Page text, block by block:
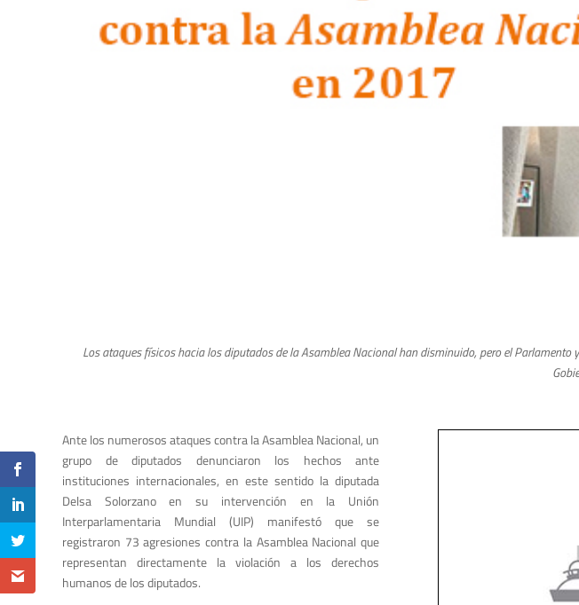
Los ataques físicos hacia los diputados de la Asamblea Nacional han disminuido, pero el
Ante los numerosos ataques contra la Asamblea Nacional, un
grupo de diputados denunciaron los hechos ante
instituciones internacionales, en este sentido la diputada
Delsa Solorzano en su intervención en la Unión
Interparlamentaria Mundial (UIP) manifestó que se
registraron 73 agresiones contra la Asamblea Nacional que
representan directamente la violación a los derechos
humanos de los diputados.